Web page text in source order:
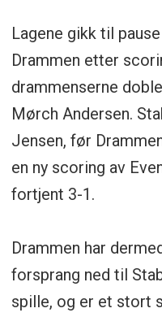
Lagene gikk til
Drammen etter
drammenserne
Mørch Andersen.
Jensen, før
en ny scoring av
fortjent 3-1.
Drammen har
forsprang ned til
spille, og er et stort